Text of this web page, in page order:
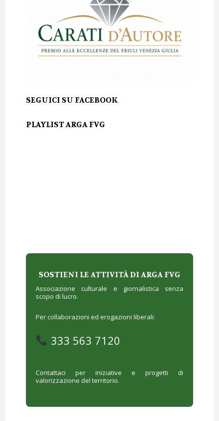
SEGUICI SU FACEBOOK
PLAYLIST ARGA FVG
SOSTIENI LE ATTIVITÀ DI ARGA FVG
Associazione culturale e giornalistica senza
scopo di lucro.
Per collaborazioni ed erogazioni liberali:
333 563 7120
Contattaci per iniziative e progetti di
valorizzazione del territorio.